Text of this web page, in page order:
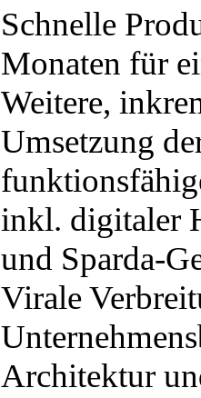
Schnelle
Monaten für
Weitere,
Umsetzung
inkl. digitaler
und Sparda-
Virale
Architektur